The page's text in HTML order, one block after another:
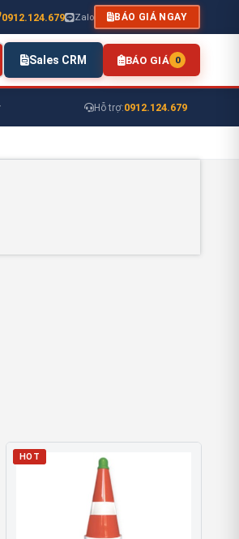
0912.124.679 Zalo BÁO GIÁ NGAY
Sales CRM BÁO GIÁ 0
Hỗ trợ:0912.124.679
HOT